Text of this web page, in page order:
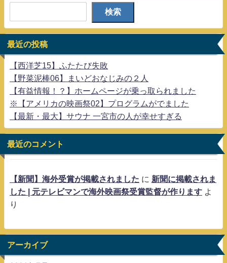
検索
最近の投稿
【西洋芝15】ふたたび失敗
【野菜泥棒06】まいどおなじみの２人
【有益情報！？】ホームページが乗っ取られました
※【アメリカの映画祭02】プログラムがでました
【最新・最大】サウナ 一宮市の人が幸せすぎる
最近のコメント
【新聞】海外受賞が掲載されました に 新聞に掲載されま
した | 元テレビマンで海外映画祭受賞監督が作ります よ
り
アーカイブ